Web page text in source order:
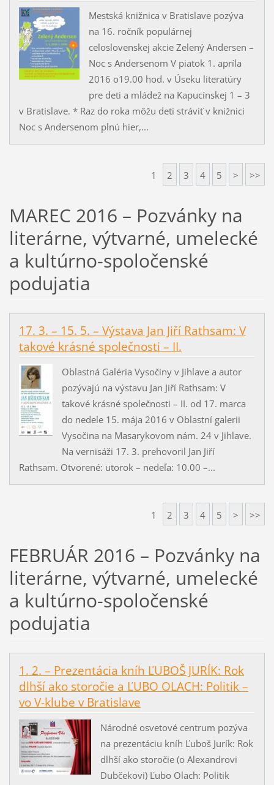
Mestská knižnica v Bratislave pozýva
na 16. ročník populárnej
celoslovenskej akcie Zelený Andersen –
Noc s Andersenom V piatok 1. apríla
2016 o19.00 hod. v Úseku literatúry
pre deti a mládež na Kapucínskej 1 – 3
v Bratislave. * Raz do roka môžu deti stráviť v knižnici
Noc s Andersenom plnú hier,...
1 2 3 4 5 > >>
MAREC 2016 – Pozvánky na
literárne, výtvarné, umelecké
a kultúrno-spoločenské
podujatia
17. 3. – 15. 5. – Výstava Jan Jiří Rathsam: V
takové krásné společnosti – II.
Oblastná Galéria Vysočiny v Jihlave a autor
pozývajú na výstavu Jan Jiří Rathsam: V
takové krásné společnosti – II. od 17. marca
do nedele 15. mája 2016 v Oblastní galerii
Vysočina na Masarykovom nám. 24 v Jihlave.
Na vernisáži 17. 3. prehovoril Jan Jiří
Rathsam. Otvorené: utorok – nedeľa: 10.00 –...
1 2 3 4 5 > >>
FEBRUÁR 2016 – Pozvánky na
literárne, výtvarné, umelecké
a kultúrno-spoločenské
podujatia
1. 2. – Prezentácia kníh ĽUBOŠ JURÍK: Rok
dlhší ako storočie a ĽUBO OLACH: Politik –
vo V-klube v Bratislave
Národné osvetové centrum pozýva
na prezentáciu kníh Ľuboš Jurík: Rok
dlhší ako storočie (o Alexandrovi
Dubčekovi) Ľubo Olach: Politik